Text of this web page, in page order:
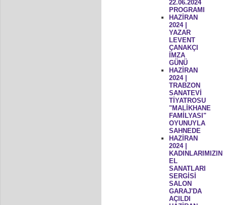
22.06.2024
PROGRAMI
HAZİRAN
2024 |
YAZAR
LEVENT
ÇANAKÇI
İMZA
GÜNÜ
HAZİRAN
2024 |
TRABZON
SANATEVİ
TİYATROSU
"MALİKHANE
FAMİLYASI"
OYUNUYLA
SAHNEDE
HAZİRAN
2024 |
KADINLARIMIZIN
EL
SANATLARI
SERGİSİ
SALON
GARAJ'DA
AÇILDI